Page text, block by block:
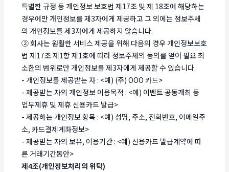
특별한 규정 등 개인정보 보호법 제17조 및 제 18조에 해당하는
경우에만 개인정보를 제3자에게 제공하고 그 외에는 정보주체
의 개인정보를 제3자에게 제공하지 않습니다.
② 회사는 원활한 서비스 제공을 위해 다음의 경우 개인정보보호
법 제17조 제1항 제1호에 따라 정보주체의 동의를 얻어 필요 최
소한의 범위로만 개인정보를 제3자에게 제공할 수 있습니다.
- 개인정보를 제공받는 자 : <예) (주) OOO 카드>
- 제공받는 자의 개인정보 이용목적 : <예) 이벤트 공동개최 등
업무제휴 및 제휴 신용카드 발급>
- 제공하는 개인정보 항목 : <예) 성명, 주소, 전화번호, 이메일주
소, 카드결제계좌정보>
- 제공받는 자의 보유, 이용기간 : <예) 신용카드 발급계약에 따
른 거래기간동안>
제4조(개인정보처리의 위탁)